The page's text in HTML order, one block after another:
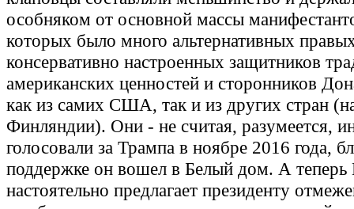
особняком от основной массы
которых было много альтернативных
консервативно настроенных защитников
американских ценностей и сторонников
как из самих США, так и из других стран
Финляндии). Они - не считая, разумеется,
голосовали за Трампа в ноябре 2016 года,
поддержке он вошел в Белый дом. А теперь
настоятельно предлагает президенту